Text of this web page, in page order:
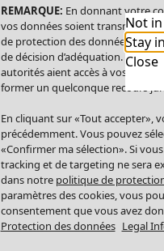
Not in
Stay
Close
REMARQUE: En donnant votre
vos données soient transmises
de protection des données
de décision d’adéquation. Par
autorités aient accès à vos
former un quelconque recours
En cliquant sur «Tout accepter»,
précédemment. Vous pouvez
«Confirmer ma sélection». Si
tracking et de targeting ne sera
dans notre politique de
paramètres des cookies, vous
consentement que vous avez
Protection des données Legal